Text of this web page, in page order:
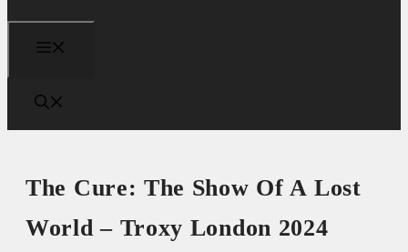
The Cure: The Show Of A Lost
World – Troxy London 2024